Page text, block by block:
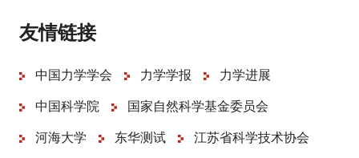
友情链接
中国力学学会 力学学报 力学进展
中国科学院 国家自然科学基金委员会
河海大学 东华测试 江苏省科学技术协会